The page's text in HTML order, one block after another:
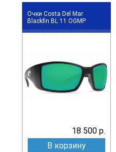
Очки Costa Del Mar
Blackfin BL 11 OGMP
18 500 р.
В корзину